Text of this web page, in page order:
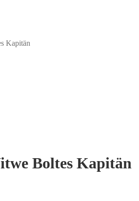
Kapitän
Boltes Kapitän